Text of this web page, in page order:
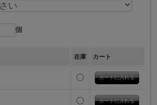
個
在庫 カート
〇
〇